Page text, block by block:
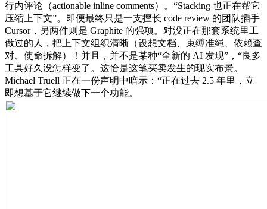
行内评论（actionable inline comments）。“Stacking 也正在帮它
压缩上下文”。即便最终只是一支擅长 code review 的团队插手
Cursor，另两件则是 Graphite 的强项。对没正在那套系统里工
做过的人，把上下文组织清晰（设想文档、束缚准绳、依赖查
对、使命拆解）！并且，并不是某种“全新的 AI 发现”，“良多
工具好久没怎样变了。这恰是这笔买卖发生的现实布景。
Michael Truell 正在一份声明中暗示：“正在过去 2.5 年里，立
即想基于它继续做下一个功能。